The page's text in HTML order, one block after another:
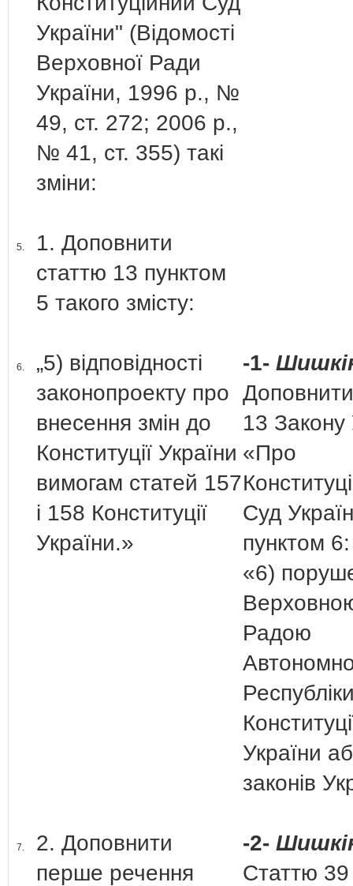
України" (Відомості
Верховної Ради
України, 1996 р., №
49, ст. 272; 2006 р.,
№ 41, ст. 355) такі
зміни:
5.
1. Доповнити
статтю 13 пунктом
5 такого змісту:
6.
„5) відповідності
законопроекту про
внесення змін до
Конституції України
вимогам статей 157
і 158 Конституції
України.»
-1-
13 Закону
«Про
Суд
пунктом 6:
«6)
Радою
України
законів
7.
2. Доповнити
перше речення
-2-
Статтю 39